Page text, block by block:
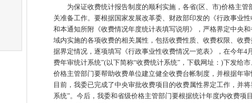
为保证收费统计报告制度的顺利实施，各省(区、市)价格主管
关准备工作。要根据国家发展改革委、财政部印发的《行政事业性
和本通知所附《收费情况年度统计表填写说明》，严格界定中央
域内实施的各项收费的相关属性，包括收费性质、收费权限、收
据界定情况，逐项填写《行政事业性收费情况一览表》，在今年4
费年审统计系统”(以下简称“收费统计系统”，下载网址：)下发给
价格主管部门要帮助收费单位建立健全收费台帐制度，并根据年审
目前，我委已完成了中央审批收费项目的收费属性界定工作，并
系统”。今后，我委和省级价格主管部门要根据统计年度内收费项